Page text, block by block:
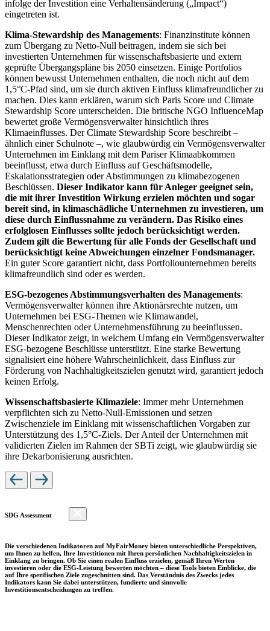
infolge der Investition eine Verhaltensänderung („Impact“)
eingetreten ist.
Klima-Stewardship des Managements: Finanzinstitute können
zum Übergang zu Netto-Null beitragen, indem sie sich bei
investierten Unternehmen für wissenschaftsbasierte und extern
geprüfte Übergangspläne bis 2050 einsetzen. Einige Portfolios
können bewusst Unternehmen enthalten, die noch nicht auf dem
1,5°C-Pfad sind, um sie durch aktiven Einfluss klimafreundlicher zu
machen. Dies kann erklären, warum sich Paris Score und Climate
Stewardship Score unterscheiden. Die britische NGO InfluenceMap
bewertet große Vermögensverwalter hinsichtlich ihres
Klimaeinflusses. Der Climate Stewardship Score beschreibt –
ähnlich einer Schulnote –, wie glaubwürdig ein Vermögensverwalter
Unternehmen im Einklang mit dem Pariser Klimaabkommen
beeinflusst, etwa durch Einfluss auf Geschäftsmodelle,
Eskalationsstrategien oder Abstimmungen zu klimabezogenen
Beschlüssen. Dieser Indikator kann für Anleger geeignet sein,
die mit ihrer Investition Wirkung erzielen möchten und sogar
bereit sind, in klimaschädliche Unternehmen zu investieren, um
diese durch Einflussnahme zu verändern. Das Risiko eines
erfolglosen Einflusses sollte jedoch berücksichtigt werden.
Zudem gilt die Bewertung für alle Fonds der Gesellschaft und
berücksichtigt keine Abweichungen einzelner Fondsmanager.
Ein guter Score garantiert nicht, dass Portfoliounternehmen bereits
klimafreundlich sind oder es werden.
ESG-bezogenes Abstimmungsverhalten des Managements:
Vermögensverwalter können ihre Aktionärsrechte nutzen, um
Unternehmen bei ESG-Themen wie Klimawandel,
Menschenrechten oder Unternehmensführung zu beeinflussen.
Dieser Indikator zeigt, in welchem Umfang ein Vermögensverwalter
ESG-bezogene Beschlüsse unterstützt. Eine starke Bewertung
signalisiert eine höhere Wahrscheinlichkeit, dass Einfluss zur
Förderung von Nachhaltigkeitszielen genutzt wird, garantiert jedoch
keinen Erfolg.
Wissenschaftsbasierte Klimaziele: Immer mehr Unternehmen
verpflichten sich zu Netto-Null-Emissionen und setzen
Zwischenziele im Einklang mit wissenschaftlichen Vorgaben zur
Unterstützung des 1,5°C-Ziels. Der Anteil der Unternehmen mit
validierten Zielen im Rahmen der SBTi zeigt, wie glaubwürdig sie
ihre Dekarbonisierung ausrichten.
SDG Assessment
Die verschiedenen Indikatoren auf MyFairMoney bieten unterschiedliche Perspektiven,
um Ihnen zu helfen, Ihre Investitionen mit Ihren persönlichen Nachhaltigkeitszielen in
Einklang zu bringen. Ob Sie einen realen Einfluss erzielen, gemäß Ihren Werten
investieren oder die ESG-Leistung bewerten möchten – diese Tools bieten Einblicke, die
auf Ihre spezifischen Ziele zugeschnitten sind. Das Verständnis des Zwecks jedes
Indikators kann Sie dabei unterstützen, fundierte und sinnvolle
Investitionsentscheidungen zu treffen.